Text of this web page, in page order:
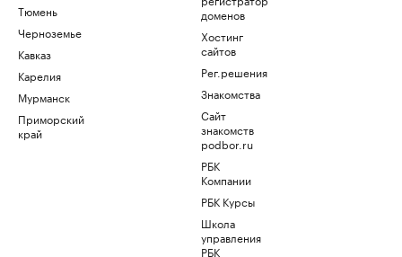
Тюмень
Черноземье
Кавказ
Карелия
Мурманск
Приморский
край
доменов
Хостинг
сайтов
Рег.решения
Знакомства
Сайт
знакомств
podbor.ru
РБК
Компании
РБК Курсы
Школа
управления
РБК